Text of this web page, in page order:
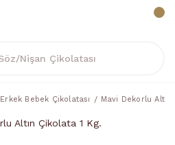
Erkek Bebek Çikolatası Mavi Dekorlu Altın